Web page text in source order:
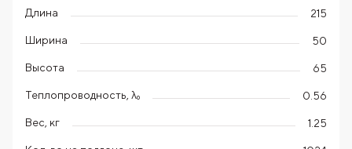
Длина 215
Ширина 50
Высота 65
Теплопроводность, λ₀ 0.56
Вес, кг 1.25